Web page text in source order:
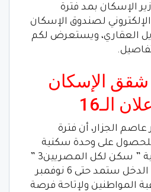
الإسكان بمد فترة
لصندوق الإسكان
العقاري، ويستعرض لكم
الإسكان
الـ16
الجزار، أن فترة
على وحدة سكنية
ضمن المبادرة الرئاسية ” سكن لكل المصريين3 ”
لمنخفضي ومتوسطي الدخل ستمد حتى 6 نوفمبر
المواطنين ولإتاحة فرصة